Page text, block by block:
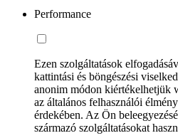
Performance
Ezen szolgáltatások
kattintási és böngészési
anonim módon kiértékelhetjük
az általános felhasználói
érdekében. Az Ön
származó szolgáltatásokat